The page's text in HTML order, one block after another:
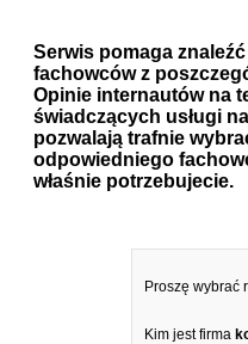
Serwis pomaga
fachowców z
Opinie internautów na
świadczących usługi
pozwalają trafnie
odpowiedniego
właśnie potrzebujecie.
Proszę wybrać
Kim jest firma